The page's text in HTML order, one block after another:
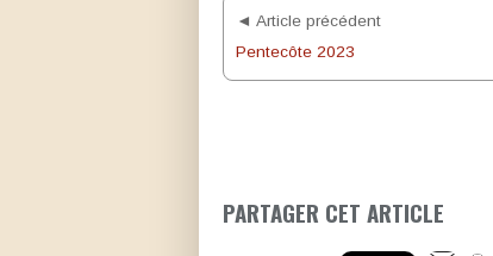
◄ Article précédent
Pentecôte 2023
PARTAGER CET ARTICLE